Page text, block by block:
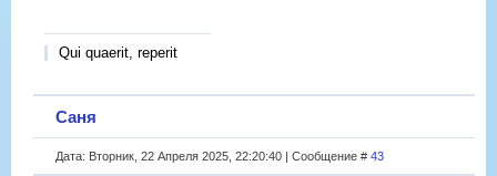
Qui quaerit, reperit
Саня
Дата: Вторник, 22 Апреля 2025, 22:20:40 | Сообщение # 43